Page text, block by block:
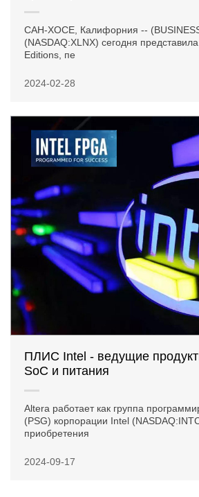
САН-ХОСЕ, Калифорния --
(NASDAQ:XLNX) сегодня
Editions, пе
2024-02-28
ПЛИС Intel - ведущие
SoC и питания
Altera работает как группа
(PSG) корпорации Intel
приобретения
2024-09-17